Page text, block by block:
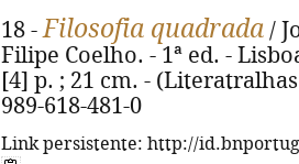
18 -Filosofia quadrada /
Filipe Coelho. - 1ª ed. -
[4] p. ; 21 cm. -
989-618-481-0
Link persistente: http://